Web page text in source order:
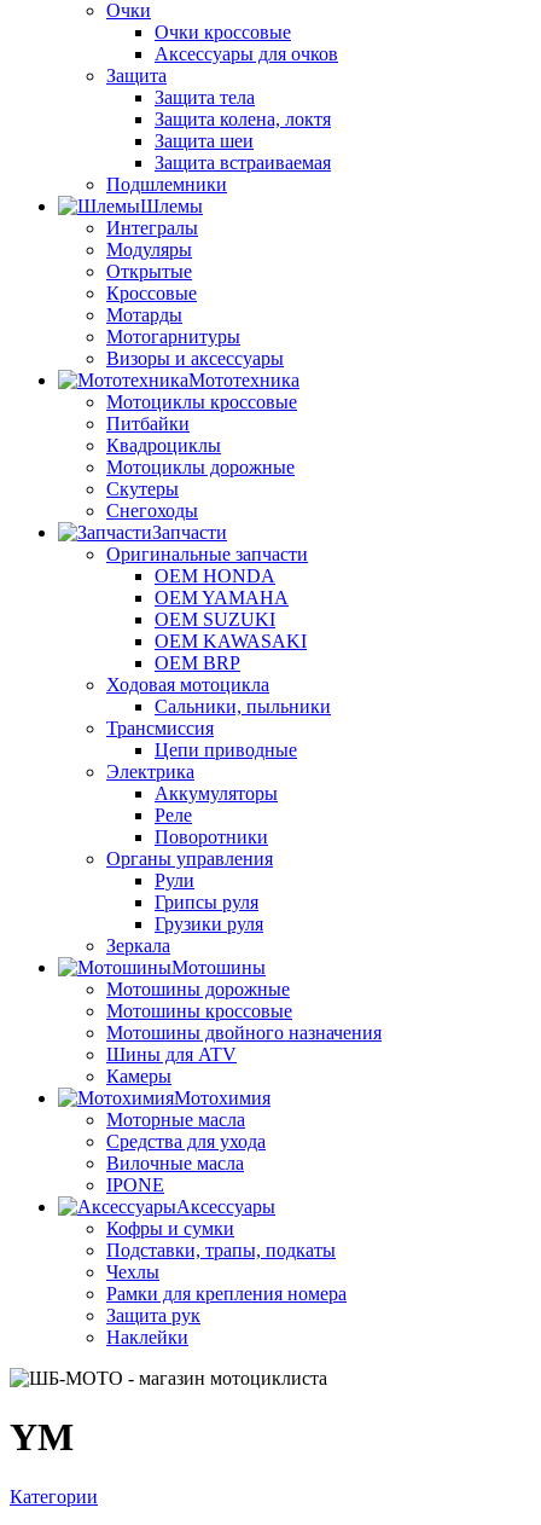
Очки
Очки кроссовые
Аксессуары для очков
Защита
Защита тела
Защита колена, локтя
Защита шеи
Защита встраиваемая
Подшлемники
Шлемы
Интегралы
Модуляры
Открытые
Кроссовые
Мотарды
Мотогарнитуры
Визоры и аксессуары
Мототехника
Мотоциклы кроссовые
Питбайки
Квадроциклы
Мотоциклы дорожные
Скутеры
Снегоходы
Запчасти
Оригинальные запчасти
OEM HONDA
OEM YAMAHA
OEM SUZUKI
OEM KAWASAKI
OEM BRP
Ходовая мотоцикла
Сальники, пыльники
Трансмиссия
Цепи приводные
Электрика
Аккумуляторы
Реле
Поворотники
Органы управления
Рули
Грипсы руля
Грузики руля
Зеркала
Мотошины
Мотошины дорожные
Мотошины кроссовые
Мотошины двойного назначения
Шины для ATV
Камеры
Мотохимия
Моторные масла
Средства для ухода
Вилочные масла
IPONE
Аксессуары
Кофры и сумки
Подставки, трапы, подкаты
Чехлы
Рамки для крепления номера
Защита рук
Наклейки
YM
Категории